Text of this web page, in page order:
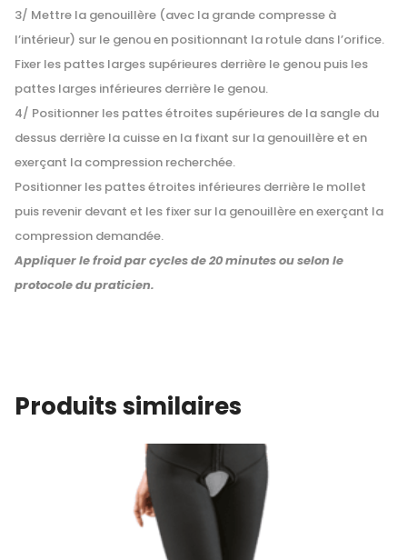
3/ Mettre la genouillère (avec la grande compresse à
l’intérieur) sur le genou en positionnant la rotule dans l’orifice.
Fixer les pattes larges supérieures derrière le genou puis les
pattes larges inférieures derrière le genou.
4/ Positionner les pattes étroites supérieures de la sangle du
dessus derrière la cuisse en la fixant sur la genouillère et en
exerçant la compression recherchée.
Positionner les pattes étroites inférieures derrière le mollet
puis revenir devant et les fixer sur la genouillère en exerçant la
compression demandée.
Appliquer le froid par cycles de 20 minutes ou selon le
protocole du praticien.
Produits similaires